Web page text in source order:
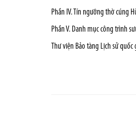
Phần IV. Tín ngưỡng thờ cúng
Phần V. Danh mục công trình
Thư viện Bảo tàng Lịch sử